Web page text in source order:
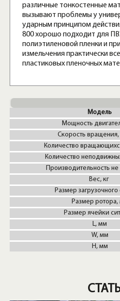
различные тонкостенные
вызывают проблемы у
ударным принципом
800 хорошо подходит для
полиэтиленовой пленки и
измельчения практически
пластиковых пленочных
Модель
Мощность
Скорость
Количество
Количество
Производительность
Вес, кг
Размер
Размер
Размер ячейки
L, мм
W, мм
H, мм